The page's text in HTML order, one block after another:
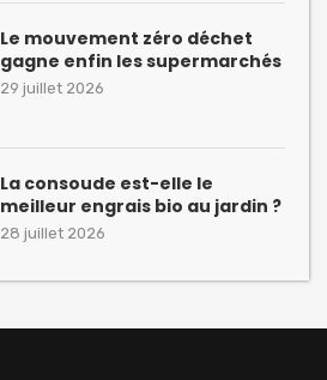
Le mouvement zéro déchet
gagne enfin les supermarchés
29 juillet 2026
La consoude est-elle le
meilleur engrais bio au jardin ?
28 juillet 2026